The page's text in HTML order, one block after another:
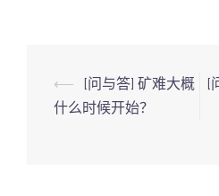
Post
navigation
⟵
[问与答] 矿难大概
什么时候开始？
[